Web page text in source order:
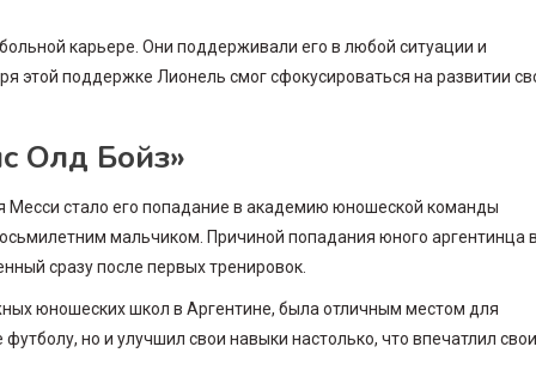
карьере. Они поддерживали его в любой ситуации и
этой поддержке Лионель смог сфокусироваться на развитии
Олд Бойз»
стало его попадание в академию юношеской команды
мальчиком. Причиной попадания юного аргентинца
сразу после первых тренировок.
юношеских школ в Аргентине, была отличным местом для
но и улучшил свои навыки настолько, что впечатлил